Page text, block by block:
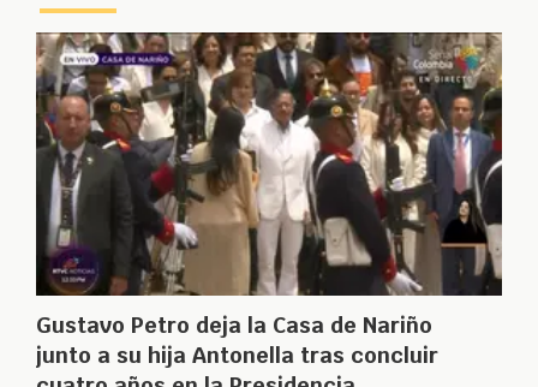
Gustavo Petro deja la Casa de Nariño
junto a su hija Antonella tras concluir